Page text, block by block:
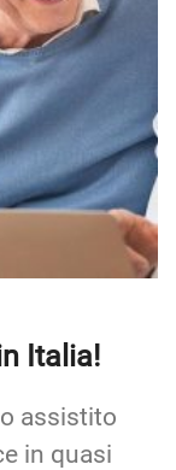
Italia!
assistito
in quasi